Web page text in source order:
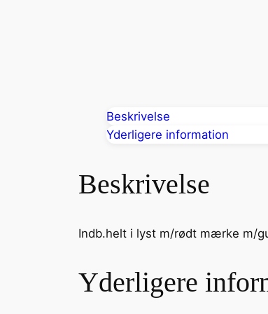
Beskrivelse
Yderligere information
Beskrivelse
Indb.helt i lyst m/rødt mærke m/
Yderligere